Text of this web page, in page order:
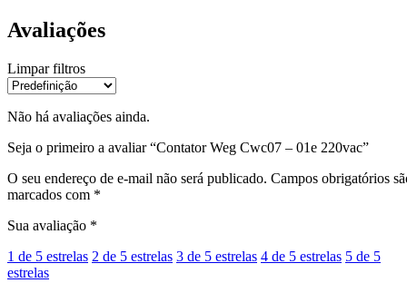
Avaliações
Limpar filtros
Não há avaliações ainda.
Seja o primeiro a avaliar “Contator Weg Cwc07 – 01e 220vac”
O seu endereço de e-mail não será publicado. Campos obrigatórios
marcados com *
Sua avaliação *
1 de 5 estrelas 2 de 5 estrelas 3 de 5 estrelas 4 de 5 estrelas 5 de 5
estrelas